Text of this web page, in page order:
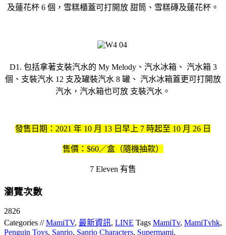
及蓮花杯 6 個，雪糕櫃蓋可打開放 甜筒、雪糕磚及蓮花杯。
D1. 包括拿著支裝汽水的 My Melody、汽水冰箱、 汽水箱 3
個、支裝汽水 12 支及罐裝汽水 8 罐、 汽水冰箱蓋更可打開放
汽水，汽水箱也可放 支裝汽水。
發售日期：2021 年 10 月 13 日早上 7 時起至 10 月 26 日
售價：$60／盒（隨機抽款）
7 Eleven 有售
瀏覽次數
2826
Categories //MamiTV, 最新資訊, LINE Tags MamiTv, MamiTvhk,
Penguin Toys, Sanrio, Sanrio Characters, Supermami,